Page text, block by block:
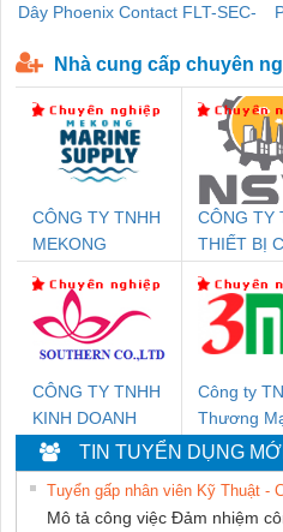
Dây Phoenix Contact FLT-SEC-
Nhà cung cấp chuyên
CÔNG TY TNHH
MEKONG
CÔNG TY
THIẾT BỊ
SETSUBI
NAM
CÔNG TY TNHH
KINH DOANH
DỊCH VỤ XNK
PHƯƠNG NAM
Công ty
Thương
Ba Miền
TIN TUYỂN DỤNG MỚI
Tuyển gấp nhân viên Kỹ Thuật -
Mô tả công việc Đảm nhiệm